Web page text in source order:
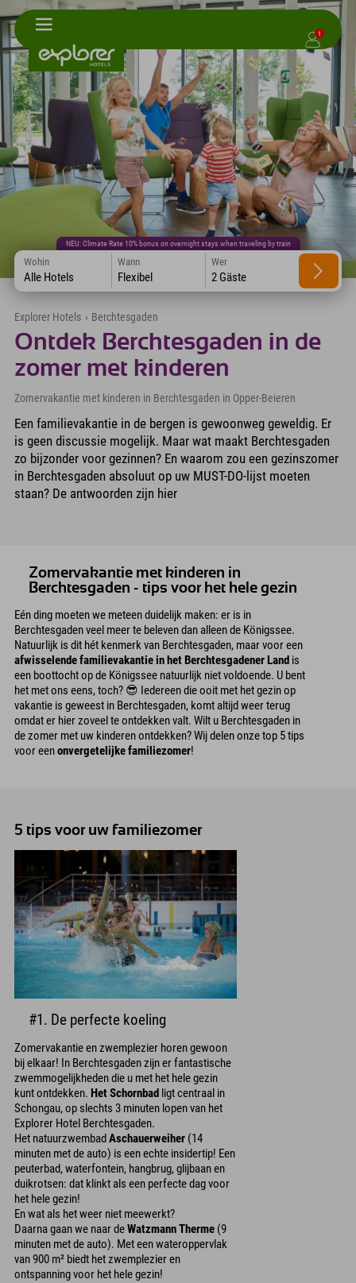
1
NEU: Climate Rate 10% bonus on overnight stays when traveling by train
Wohin
Alle Hotels
Wann
Flexibel
Wer
2 Gäste
Explorer Hotels › Berchtesgaden
Ontdek Berchtesgaden in de
zomer met kinderen
Zomervakantie met kinderen in Berchtesgaden in Opper-Beieren
Een familievakantie in de bergen is gewoonweg geweldig. Er
is geen discussie mogelijk. Maar wat maakt Berchtesgaden
zo bijzonder voor gezinnen? En waarom zou een gezinszomer
in Berchtesgaden absoluut op uw MUST-DO-lijst moeten
staan? De antwoorden zijn hier
Zomervakantie met kinderen in
Berchtesgaden - tips voor het hele gezin
Eén ding moeten we meteen duidelijk maken: er is in
Berchtesgaden veel meer te beleven dan alleen de Königssee.
Natuurlijk is dit hét kenmerk van Berchtesgaden, maar voor een
afwisselende familievakantie in het Berchtesgadener Land is
een boottocht op de Königssee natuurlijk niet voldoende. U bent
het met ons eens, toch? 😎 Iedereen die ooit met het gezin op
vakantie is geweest in Berchtesgaden, komt altijd weer terug
omdat er hier zoveel te ontdekken valt. Wilt u Berchtesgaden in
de zomer met uw kinderen ontdekken? Wij delen onze top 5 tips
voor eenonvergetelijke familiezomer!
5 tips voor uw familiezomer
#1. De perfecte koeling
Zomervakantie en zwemplezier horen gewoon
bij elkaar! In Berchtesgaden zijn er fantastische
zwemmogelijkheden die u met het hele gezin
kunt ontdekken. Het Schornbad ligt centraal in
Schongau, op slechts 3 minuten lopen van het
Explorer Hotel Berchtesgaden.
Het natuurzwembadAschauerweiher (14
minuten met de auto) is een echte insidertip! Een
peuterbad, waterfontein, hangbrug, glijbaan en
duikrotsen: dat klinkt als een perfecte dag voor
het hele gezin!
En wat als het weer niet meewerkt?
Daarna gaan we naar deWatzmann Therme (9
minuten met de auto). Met een wateroppervlak
van 900 m² biedt het zwemplezier en
ontspanning voor het hele gezin!